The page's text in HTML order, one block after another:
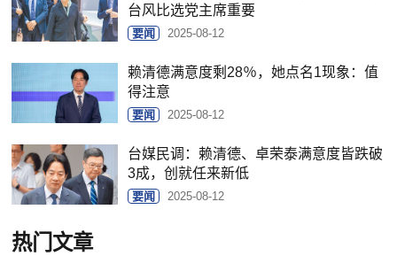
台风比选党主席重要
要闻 2025-08-12
赖清德满意度剩28％，她点名1现象：值
得注意
要闻 2025-08-12
台媒民调：赖清德、卓荣泰满意度皆跌破
3成，创就任来新低
要闻 2025-08-12
热门文章